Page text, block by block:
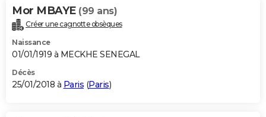
Mor MBAYE (99 ans)
Créer une cagnotte obsèques
Naissance
01/01/1919 à MECKHE SENEGAL
Décès
25/01/2018 à Paris (Paris)